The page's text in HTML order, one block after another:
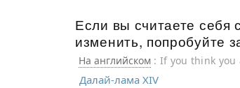
Если вы считаете себя
изменить, попробуйте
На английском : If you think you
Далай-лама XIV